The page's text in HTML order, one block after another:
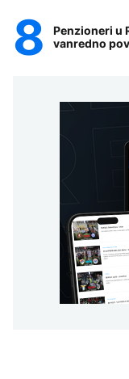
Penzioneri u
vanredno